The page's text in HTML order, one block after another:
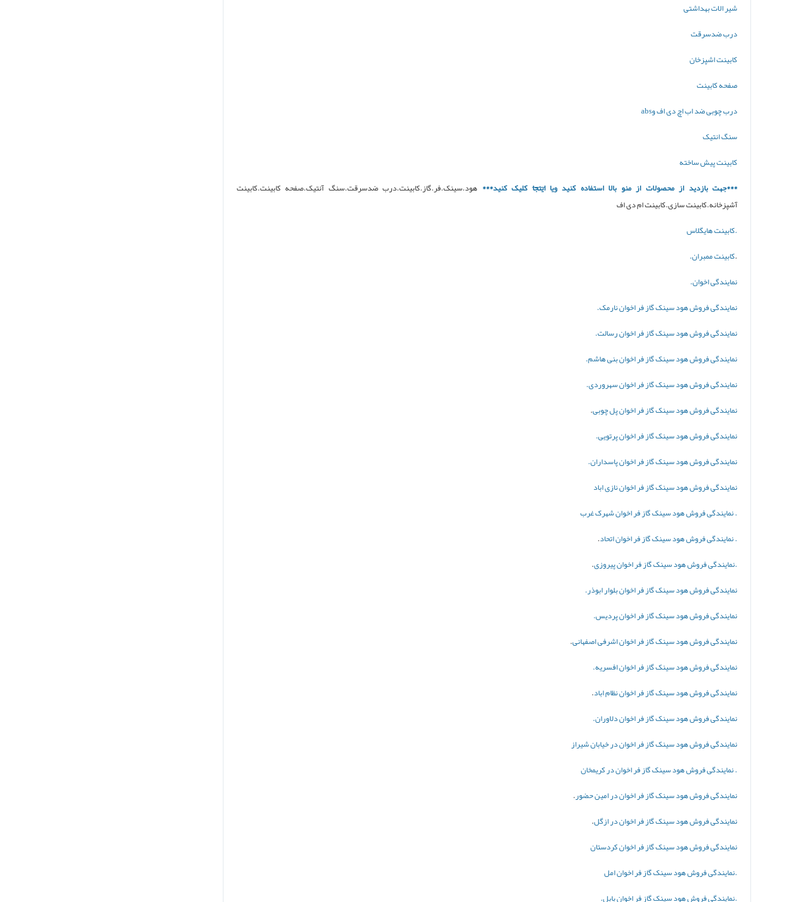
شیر الات بهداشتی
درب ضدسرقت
کابینت اشپزخان
صفحه کابینت
درب چوبی ضد اب اچ دیاف وabs
سنگ انتیک
کابینت پیش ساخته
***جهت بازدید از محصولات از منو بالا استفاده کنید ویااینجاکلیک کنید*** هود.سینک.فر.گاز.کابینت.درب ضدسرقت.سنگ آنتیک.صفحه کابینت.کابینت
آشپزخانه.کابینت سازی.کابینت ام دی اف
.کابینت هایگلاس
.کابینت ممبران.
نمایندگی اخوان.
نمایندگی فروش هود سینک گاز فر اخوان نارمک.
نمایندگی فروش هود سینک گاز فراخوان رسالت.
نمایندگی فروش هود سینک گاز فراخوان بنی هاشم.
نمایندگی فروش هود سینک گاز فر اخوان سهروردی.
نمایندگی فروش هود سینک گاز فر اخوان پل چوبی.
نمایندگی فروش هود سینک گاز فر اخوان پرتویی.
نمایندگیفروش هود سینک گاز فراخوان پاسداران.
نمایندگی فروش هود سینک گاز فر اخوان نازی اباد
. نمایندگی فروش هود سینک گاز فراخوان شهرک غرب
. نمایندگی فروش هود سینک گاز فر اخوان اتحاد.
.نمایندگی فروش هود سینک گاز فر اخوان پیروزی.
نمایندگی فروش هود سینک گاز فراخوان بلوار ابوذر.
نمایندگی فروش هود سینک گاز فر اخوان پردیس.
نمایندگیفروش هود سینک گاز فراخوان اشرفی اصفهانی.
نمایندگیفروش هود سینک گاز فراخوان افسریه.
نمایندگیفروش هود سینک گاز فراخوان نظام اباد.
نمایندگیفروش هود سینک گاز فر اخوان دلاوران.
نمایندگی فروش هود سینک گاز فر اخوان در خیابان شیراز
. نمایندگی فروش هود سینک گاز فر اخوان در کریمخان
نمایندگی فروش هود سینک گاز فر اخوان در امین حضور.
نمایندگی فروش هود سینک گاز فر اخوان در ازگل.
نمایندگیفروش هود سینک گاز فر اخوان کردستان
.نمایندگیفروش هود سینک گاز فراخوان امل
.نمایندگیفروش هود سینک گاز فراخوان بابل.